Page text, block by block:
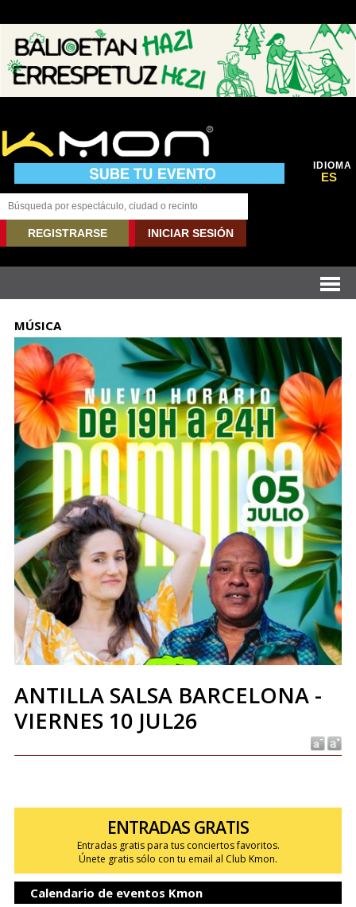
IDIOMA
ES
REGISTRARSE INICIAR SESIÓN
MÚSICA
ANTILLA SALSA BARCELONA -
VIERNES 10 JUL26
ENTRADAS GRATIS
Entradas gratis para tus conciertos favoritos.
Únete gratis sólo con tu email al Club Kmon.
Calendario de eventos Kmon